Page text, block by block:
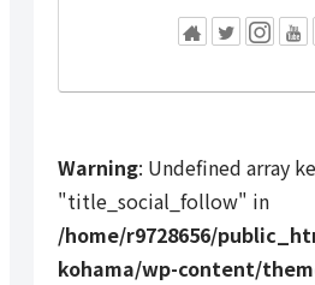
Warning: Undefined array
"title_social_follow" in
/home/r9728656/
kohama/wp-content/